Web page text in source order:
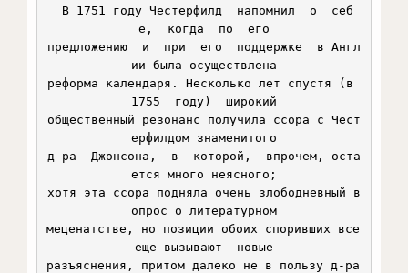
е,  когда  по  его
предложению  и  при  его  поддержке  в Англ
ии была осуществлена
реформа календаря. Несколько лет спустя (в
1755  году)  широкий
общественный резонанс получила ссора с Чест
ерфилдом знаменитого
д-ра  Джонсона,  в  которой,  впрочем, оста
ется много неясного;
хотя эта ссора подняла очень злободневный в
опрос о литературном
меценатстве, но позиции обоих споривших все
еще вызывают  новые
разъяснения, притом далеко не в пользу д-ра